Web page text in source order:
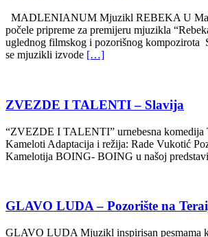
MADLENIANUM Mjuzikl REBEKA U
počele pripreme za premijeru mjuzikla
uglednog filmskog i pozorišnog kompozirota
se mjuzikli izvode […]
ZVEZDE I TALENTI – Slavija
“ZVEZDE I TALENTI” urnebesna komedija
Kameloti Adaptacija i režija: Rade Vukotić
Kamelotija BOING- BOING u našoj
GLAVO LUDA – Pozorište na
GLAVO LUDA Mjuzikl inspirisan pesmama